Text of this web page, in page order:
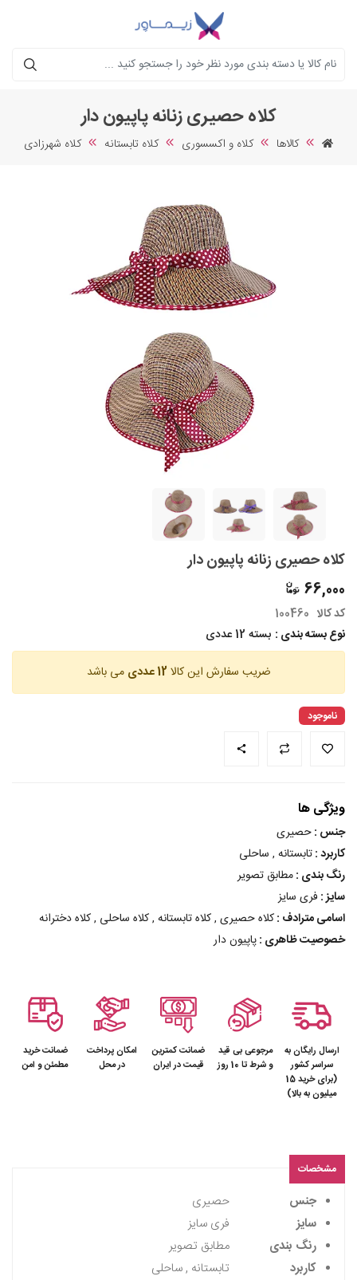
جستجو
کلاه حصیری زنانه پاپیون دار
کالاها کلاه و اکسسوری کلاه تابستانه کلاه شهرزادی
کلاه حصیری زنانه پاپیون دار
66,000
کد کالا 100460
نوع بسته بندی : بسته 12 عددی
ضریب سفارش این کالا 12 عددی می باشد
ناموجود
ویژگی ها
جنس :حصیری
کاربرد :تابستانه , ساحلی
رنگ بندی :مطابق تصویر
سایز : فری سایز
اسامی مترادف :کلاه حصیری , کلاه تابستانه , کلاه ساحلی , کلاه دخترانه
خصوصیت ظاهری :پاپیون دار
ارسال رایگان به
سراسر کشور
(برای خرید 15
میلیون به بالا)
مرجوعی بی قید
و شرط تا 10 روز
ضمانت کمترین
قیمت در ایران
امکان پرداخت
در محل
ضمانت خرید
مطمئن و امن
مشخصات
جنس
حصیری
سایز
فری سایز
رنگ بندی
مطابق تصویر
کاربرد
تابستانه , ساحلی